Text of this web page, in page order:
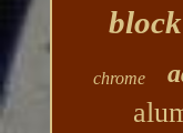
block
chrome